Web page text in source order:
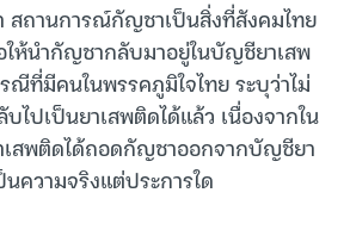
สถานการณ์กัญชาเป็นสิ่งที่สังคมไทย
ให้นำกัญชากลับมาอยู่ในบัญชียาเสพ
ณีที่มีคนในพรรคภูมิใจไทย ระบุว่าไม่
ไปเป็นยาเสพติดได้แล้ว เนื่องจากใน
สพติดได้ถอดกัญชาออกจากบัญชียา
ความจริงแต่ประการใด